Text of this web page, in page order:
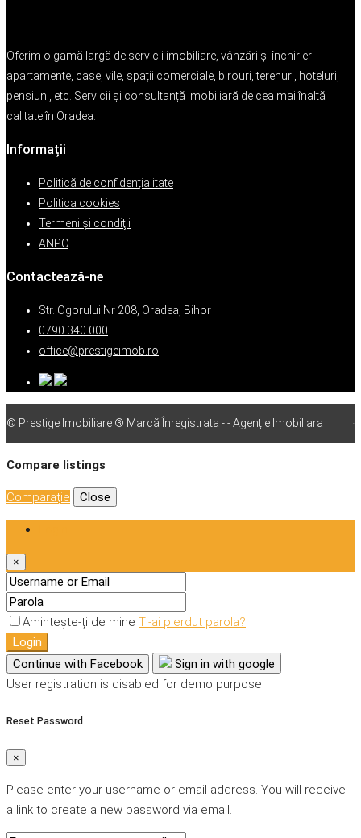
Oferim o gamă largă de servicii imobiliare, vânzări și închirieri
apartamente, case, vile, spații comerciale, birouri, terenuri, hoteluri,
pensiuni, etc. Servicii și consultanță imobiliară de cea mai înaltă
calitate în Oradea.
Informații
Politică de confidențialitate
Politica cookies
Termeni şi condiţii
ANPC
Contactează-ne
Str. Ogorului Nr 208, Oradea, Bihor
0790 340 000
office@prestigeimob.ro
© Prestige Imobiliare ® Marcă Înregistrata - - Agenție Imobiliara
Compare listings
Comparaţie Close
×
Amintește-ți de mine Ti-ai pierdut parola?
Login
Continue with Facebook
Sign in with google
User registration is disabled for demo purpose.
Reset Password
×
Please enter your username or email address. You will receive
a link to create a new password via email.